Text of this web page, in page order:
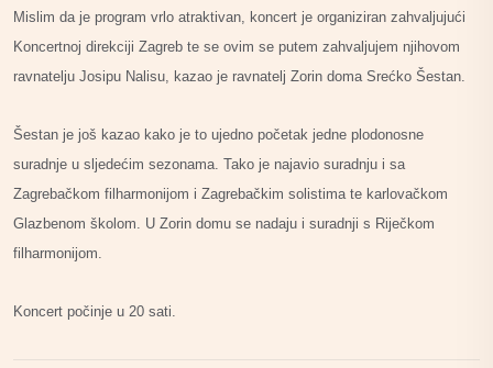
Mislim da je program vrlo atraktivan, koncert je organiziran zahvaljujući
Koncertnoj direkciji Zagreb te se ovim se putem zahvaljujem njihovom
ravnatelju Josipu Nalisu, kazao je ravnatelj Zorin doma Srećko Šestan.
Šestan je još kazao kako je to ujedno početak jedne plodonosne
suradnje u sljedećim sezonama. Tako je najavio suradnju i sa
Zagrebačkom filharmonijom i Zagrebačkim solistima te karlovačkom
Glazbenom školom. U Zorin domu se nadaju i suradnji s Riječkom
filharmonijom.
Koncert počinje u 20 sati.